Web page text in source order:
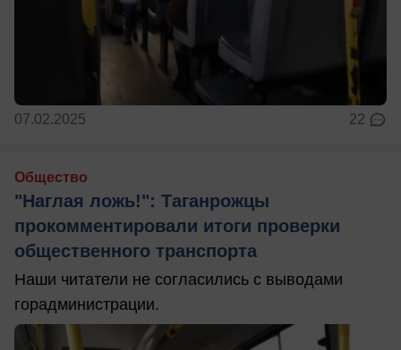
07.02.2025 22
Общество
"Наглая ложь!": Таганрожцы
прокомментировали итоги проверки
общественного транспорта
Наши читатели не согласились с выводами
горадминистрации.